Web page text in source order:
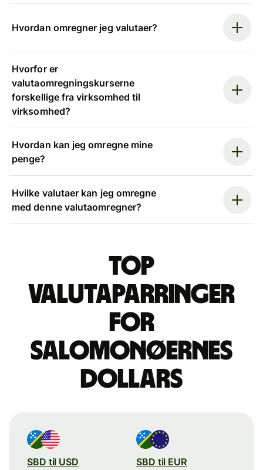
Hvordan omregner jeg valutaer?
Hvorfor er
valutaomregningskurserne
forskellige fra virksomhed til
virksomhed?
Hvordan kan jeg omregne mine
penge?
Hvilke valutaer kan jeg omregne
med denne valutaomregner?
Top
valutaparringer
for
salomonøernes
dollars
SBD til USD SBD til EUR